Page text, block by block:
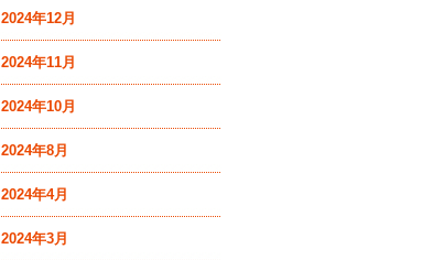
2024年12月
2024年11月
2024年10月
2024年8月
2024年4月
2024年3月